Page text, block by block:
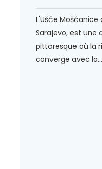
L'Ušće Mošćanice
Sarajevo, est
pittoresque où la
converge avec la...